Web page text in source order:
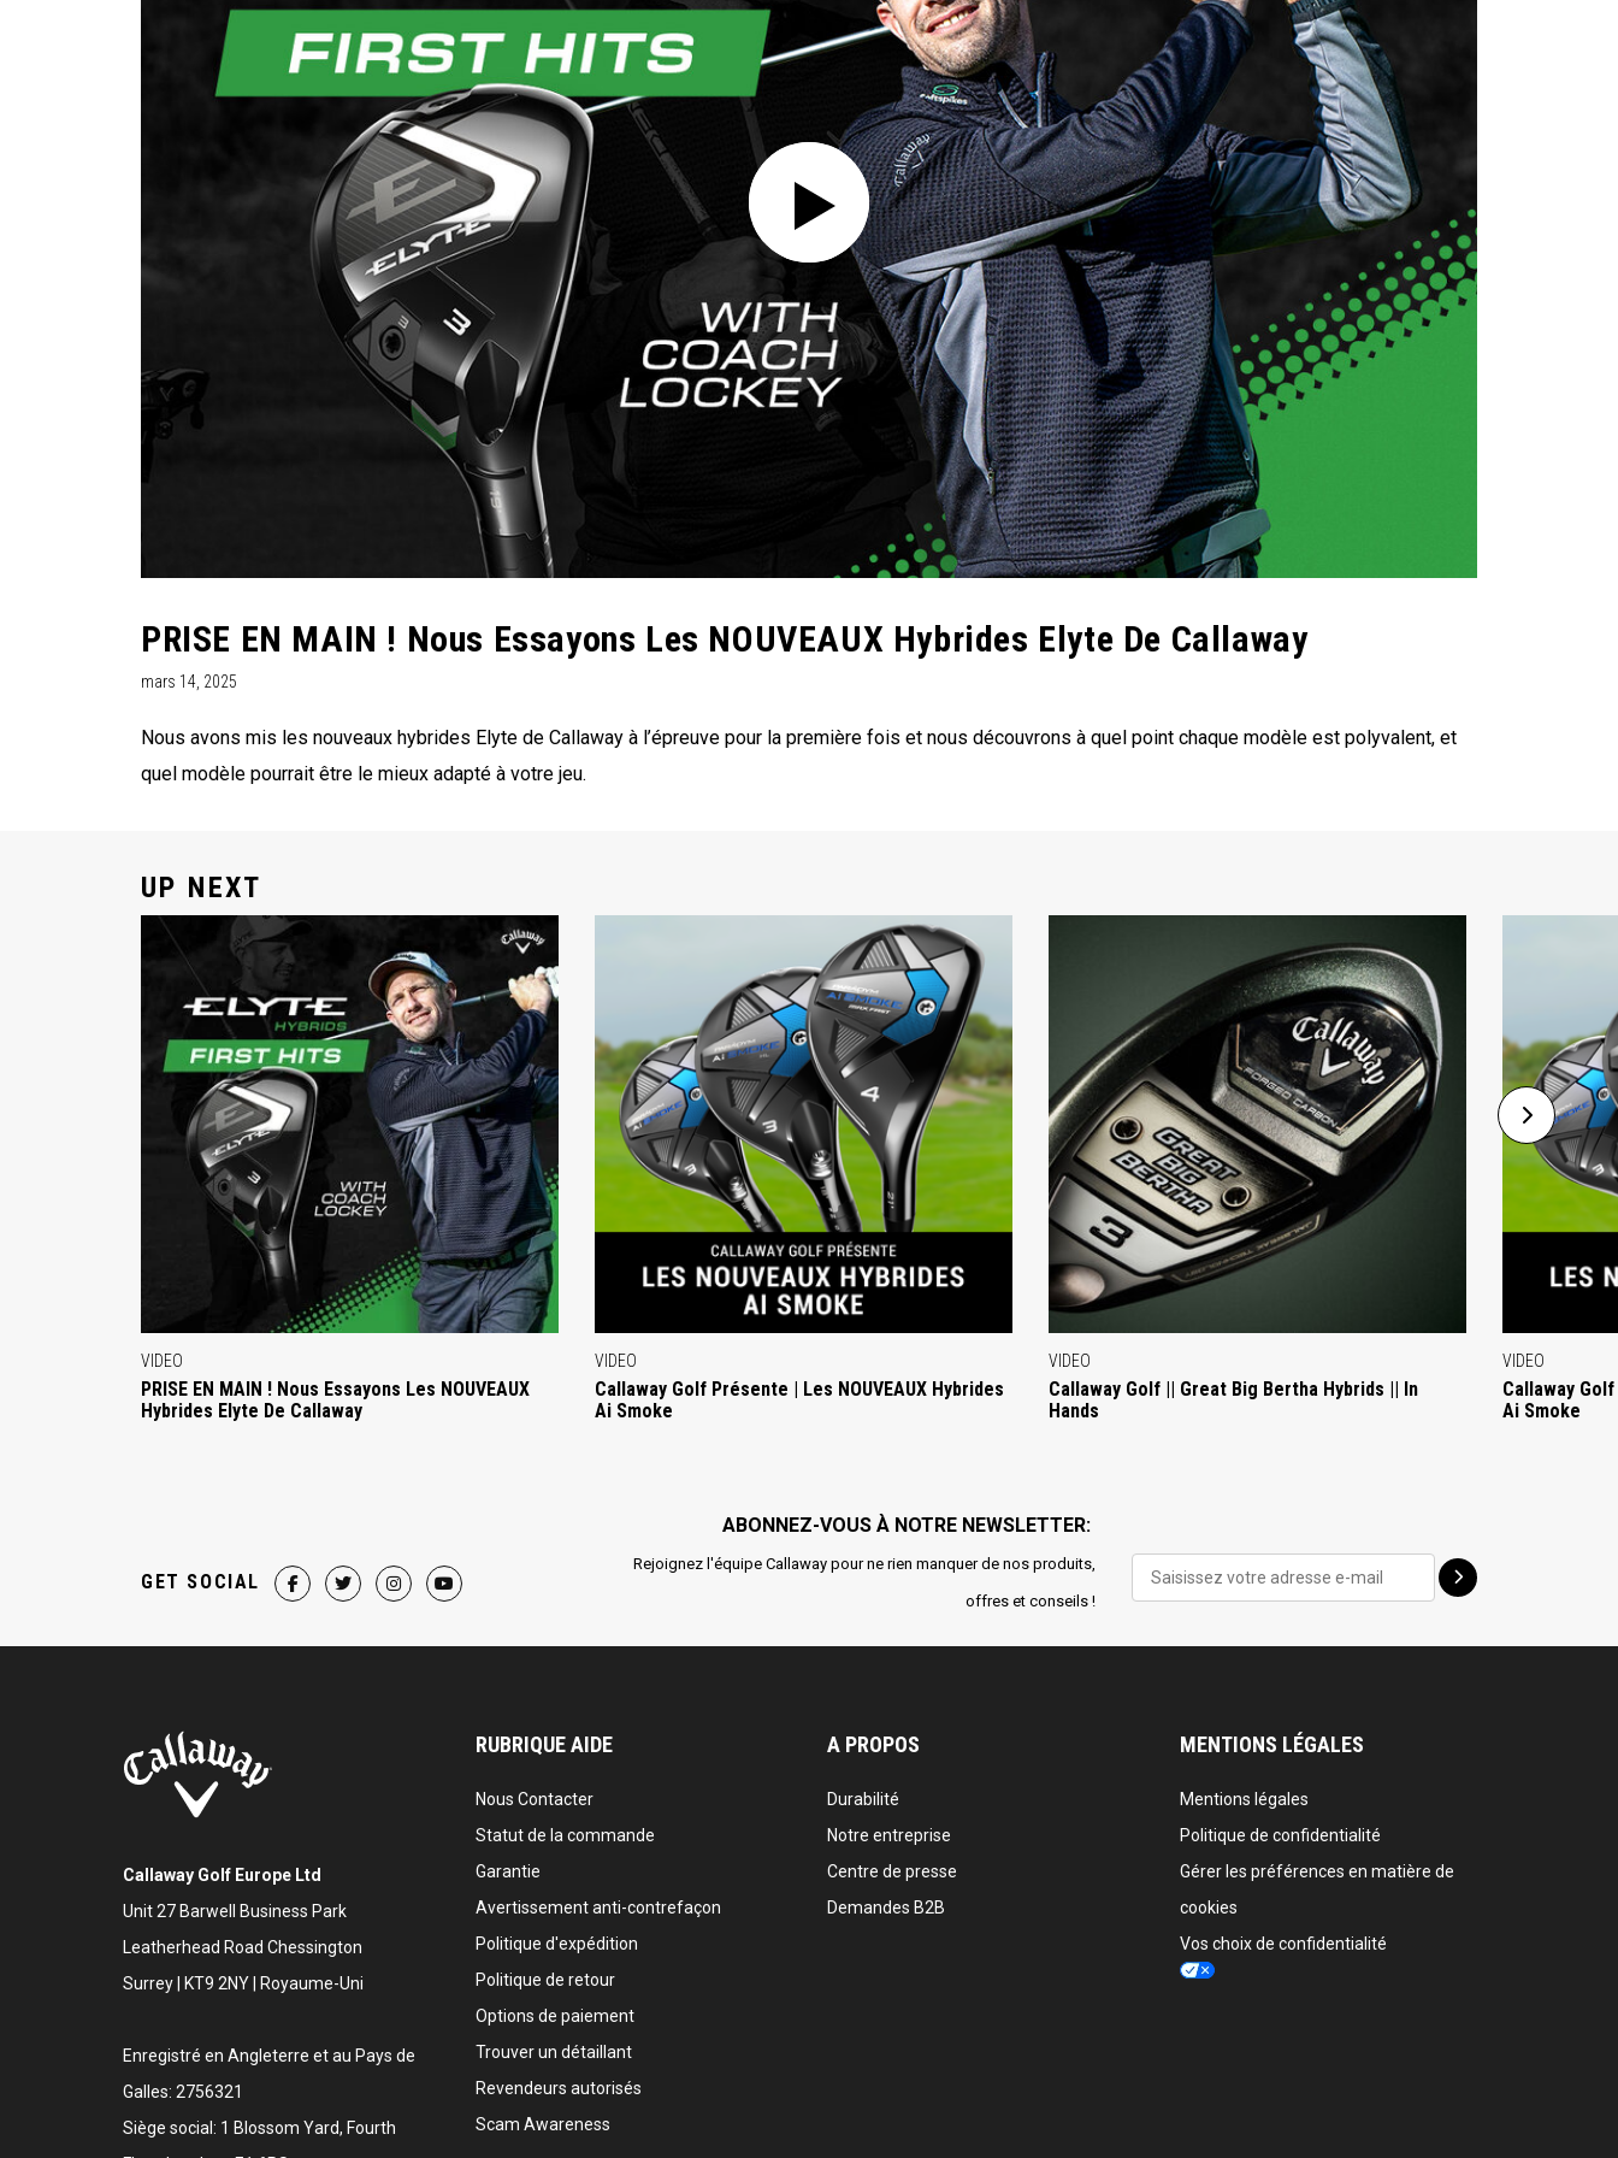
PRISE EN MAIN ! Nous Essayons Les NOUVEAUX Hybrides Elyte De Callaway
mars 14, 2025
Nous avons mis les nouveaux hybrides Elyte de Callaway à l’épreuve pour la première fois et nous découvrons à quel point chaque modèle est polyvalent, et
quel modèle pourrait être le mieux adapté à votre jeu.
UP NEXT
VIDEO
PRISE EN MAIN ! Nous Essayons Les NOUVEAUX
Hybrides Elyte De Callaway
VIDEO
Callaway Golf Présente | Les NOUVEAUX Hybrides
Ai Smoke
VIDEO
Callaway Golf || Great Big Bertha Hybrids || In
Hands
VIDEO
Callaway
Ai Smoke
ABONNEZ-VOUS À NOTRE NEWSLETTER:
Rejoignez l'équipe Callaway pour ne rien manquer de nos produits,
offres et conseils !
GET SOCIAL
Callaway Golf Europe Ltd
Unit 27 Barwell Business Park
Leatherhead Road Chessington
Surrey | KT9 2NY | Royaume-Uni
Enregistré en Angleterre et au Pays de
Galles: 2756321
Siège social: 1 Blossom Yard, Fourth
RUBRIQUE AIDE
Nous Contacter
Statut de la commande
Garantie
Avertissement anti-contrefaçon
Politique d'expédition
Politique de retour
Options de paiement
Trouver un détaillant
Revendeurs autorisés
Scam Awareness
A PROPOS
Durabilité
Notre entreprise
Centre de presse
Demandes B2B
MENTIONS LÉGALES
Mentions légales
Politique de confidentialité
Gérer les préférences en matière de
cookies
Vos choix de confidentialité